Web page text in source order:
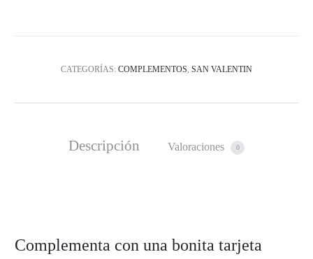
CATEGORÍAS: COMPLEMENTOS SAN VALENTIN
Descripción Valoraciones 0
Complementa con una bonita tarjeta